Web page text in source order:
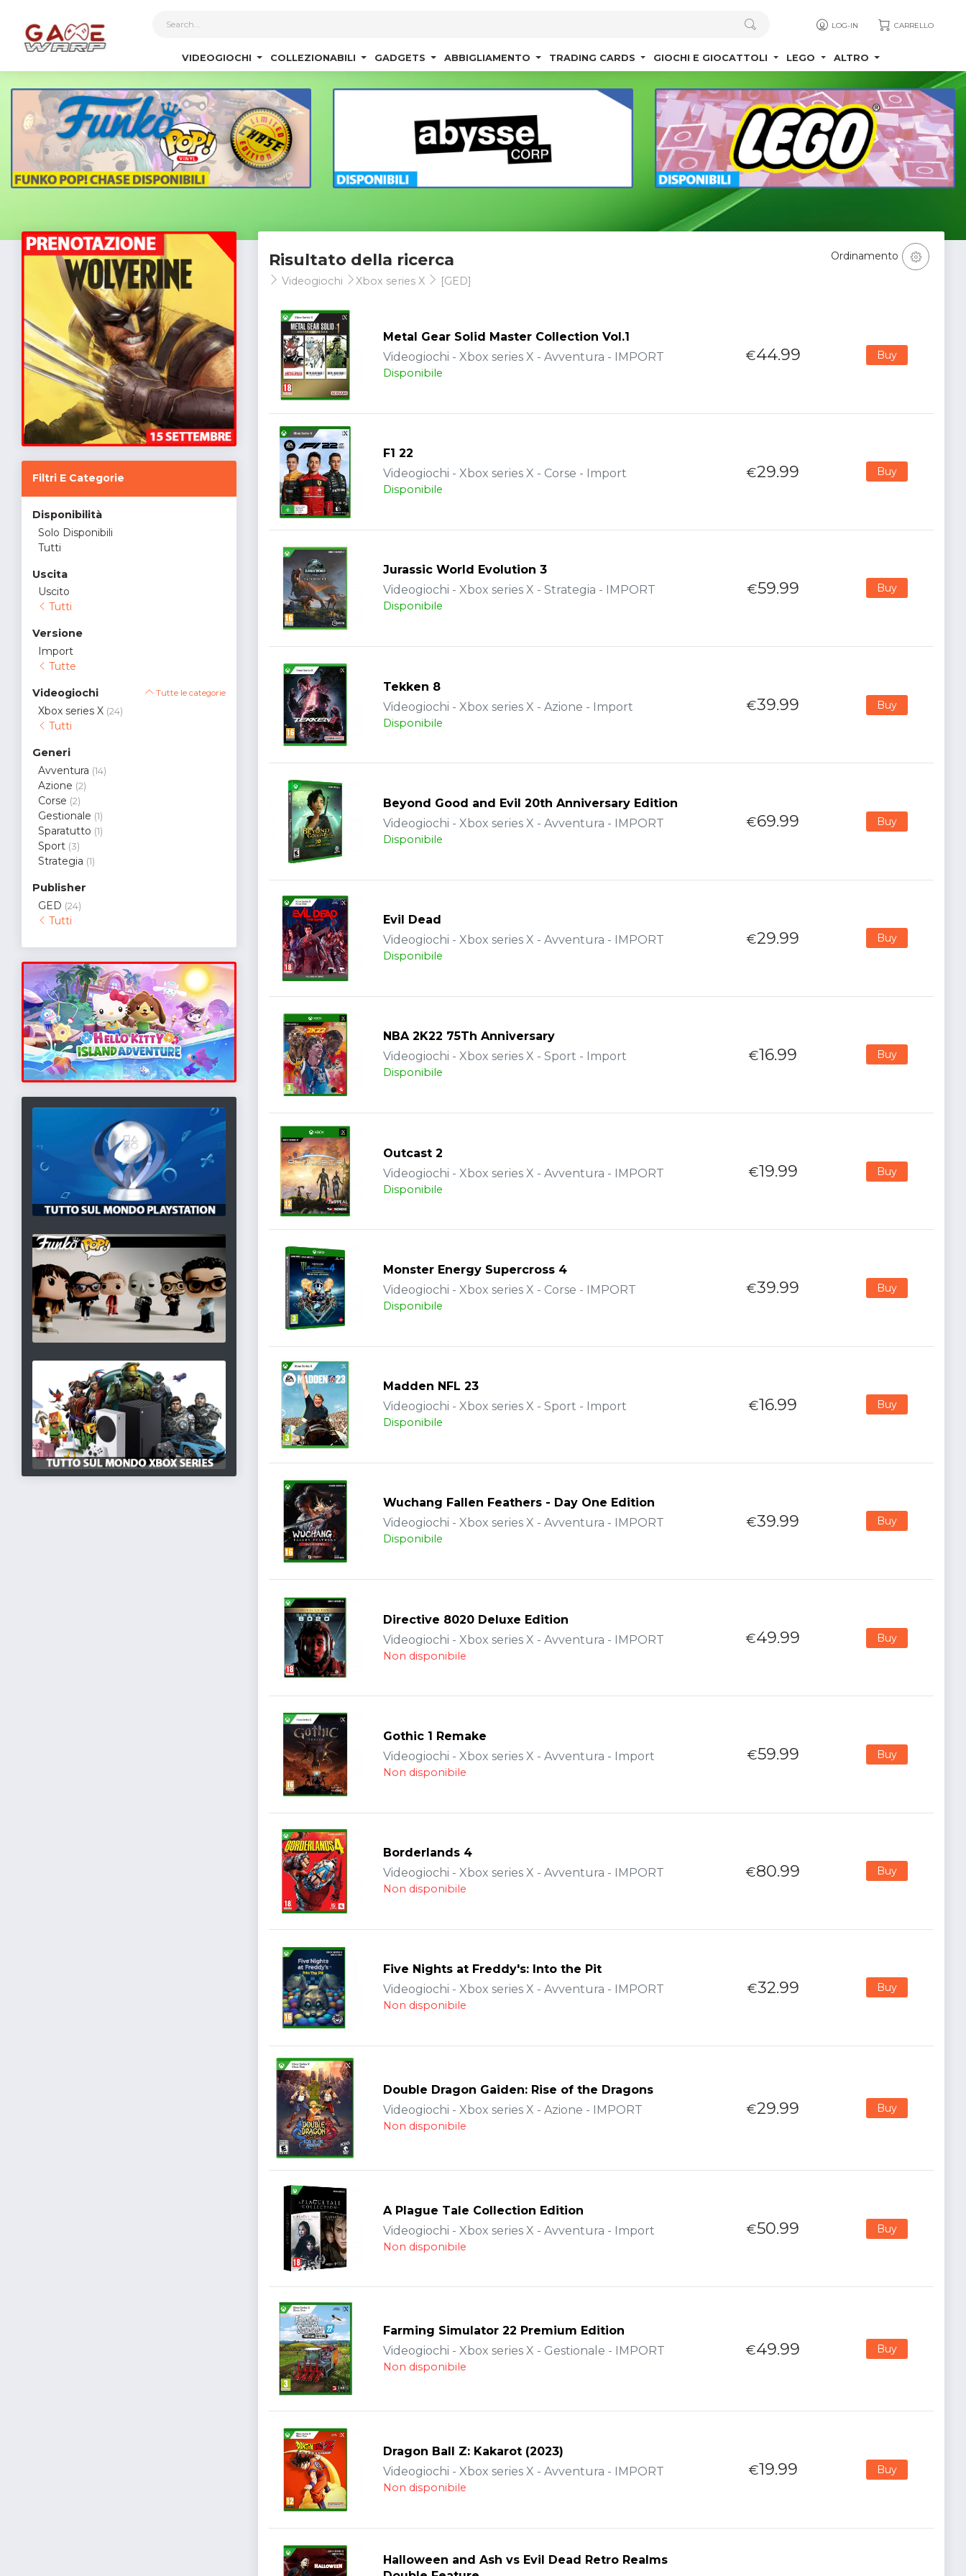
LOG-IN CARRELLO
VIDEOGIOCHI COLLEZIONABILI GADGETS ABBIGLIAMENTO TRADING CARDS GIOCHI E GIOCATTOLI LEGO ALTRO
Filtri E Categorie
Disponibilità
Solo Disponibili
Tutti
Uscita
Uscito
Tutti
Versione
Import
Tutte
Videogiochi Tutte le categorie
Xbox series X (24)
Tutti
Generi
Avventura (14)
Azione (2)
Corse (2)
Gestionale (1)
Sparatutto (1)
Sport (3)
Strategia (1)
Publisher
GED (24)
Tutti
Risultato della ricerca
Videogiochi Xbox series X [GED]
Ordinamento
Metal Gear Solid Master Collection Vol.1
Videogiochi - Xbox series X - Avventura - IMPORT
Disponibile
€44.99 Buy
F1 22
Videogiochi - Xbox series X - Corse - Import
Disponibile
€29.99 Buy
Jurassic World Evolution 3
Videogiochi - Xbox series X - Strategia - IMPORT
Disponibile
€59.99 Buy
Tekken 8
Videogiochi - Xbox series X - Azione - Import
Disponibile
€39.99 Buy
Beyond Good and Evil 20th Anniversary Edition
Videogiochi - Xbox series X - Avventura - IMPORT
Disponibile
€69.99 Buy
Evil Dead
Videogiochi - Xbox series X - Avventura - IMPORT
Disponibile
€29.99 Buy
NBA 2K22 75Th Anniversary
Videogiochi - Xbox series X - Sport - Import
Disponibile
€16.99 Buy
Outcast 2
Videogiochi - Xbox series X - Avventura - IMPORT
Disponibile
€19.99 Buy
Monster Energy Supercross 4
Videogiochi - Xbox series X - Corse - IMPORT
Disponibile
€39.99 Buy
Madden NFL 23
Videogiochi - Xbox series X - Sport - Import
Disponibile
€16.99 Buy
Wuchang Fallen Feathers - Day One Edition
Videogiochi - Xbox series X - Avventura - IMPORT
Disponibile
€39.99 Buy
Directive 8020 Deluxe Edition
Videogiochi - Xbox series X - Avventura - IMPORT
Non disponibile
€49.99 Buy
Gothic 1 Remake
Videogiochi - Xbox series X - Avventura - Import
Non disponibile
€59.99 Buy
Borderlands 4
Videogiochi - Xbox series X - Avventura - IMPORT
Non disponibile
€80.99 Buy
Five Nights at Freddy's: Into the Pit
Videogiochi - Xbox series X - Avventura - IMPORT
Non disponibile
€32.99 Buy
Double Dragon Gaiden: Rise of the Dragons
Videogiochi - Xbox series X - Azione - IMPORT
Non disponibile
€29.99 Buy
A Plague Tale Collection Edition
Videogiochi - Xbox series X - Avventura - Import
Non disponibile
€50.99 Buy
Farming Simulator 22 Premium Edition
Videogiochi - Xbox series X - Gestionale - IMPORT
Non disponibile
€49.99 Buy
Dragon Ball Z: Kakarot (2023)
Videogiochi - Xbox series X - Avventura - IMPORT
Non disponibile
€19.99 Buy
Halloween and Ash vs Evil Dead Retro Realms